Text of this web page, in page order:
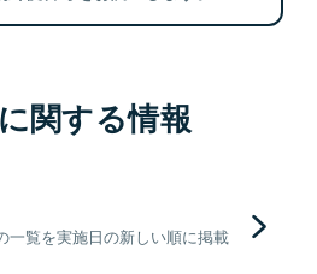
関する情報
一覧を実施日の新しい順に掲載